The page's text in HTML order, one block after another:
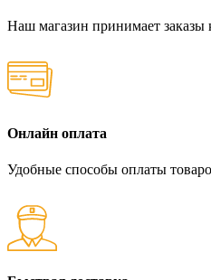
Наш магазин принимает заказы
Онлайн оплата
Удобные способы оплаты